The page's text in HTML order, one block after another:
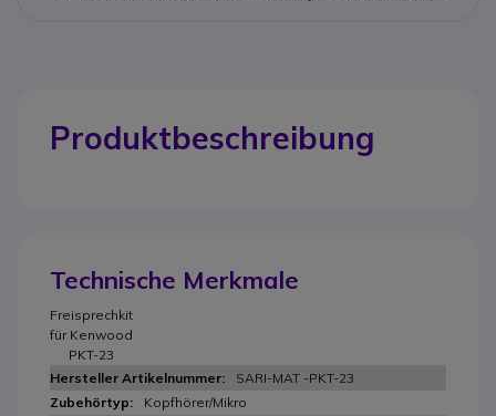
Produktbeschreibung
Technische Merkmale
Freisprechkit
für Kenwood
PKT-23
SARI-MAT -PKT-23
Kopfhörer/Mikro